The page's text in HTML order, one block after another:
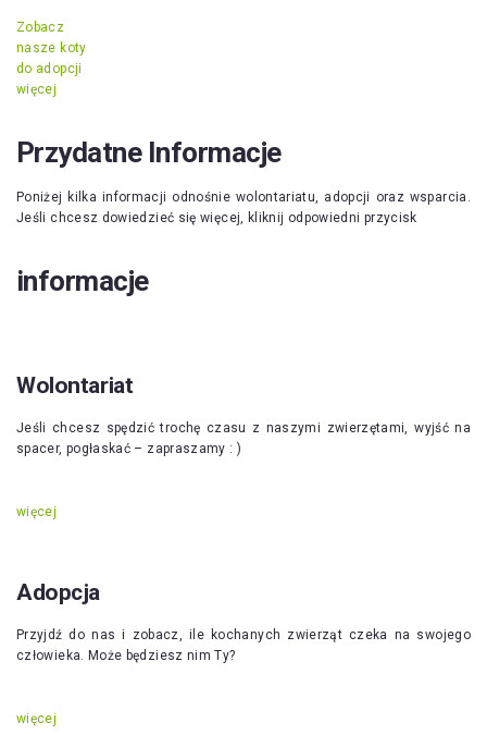
Zobacz
nasze koty
do adopcji
więcej
Przydatne Informacje
Poniżej kilka informacji odnośnie wolontariatu, adopcji oraz wsparcia.
Jeśli chcesz dowiedzieć się więcej, kliknij odpowiedni przycisk
informacje
Wolontariat
Jeśli chcesz spędzić trochę czasu z naszymi zwierzętami, wyjść na
spacer, pogłaskać – zapraszamy : )
więcej
Adopcja
Przyjdź do nas i zobacz, ile kochanych zwierząt czeka na swojego
człowieka. Może będziesz nim Ty?
więcej